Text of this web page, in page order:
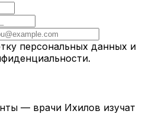
персональных данных и
.
— врачи Ихилов изучат